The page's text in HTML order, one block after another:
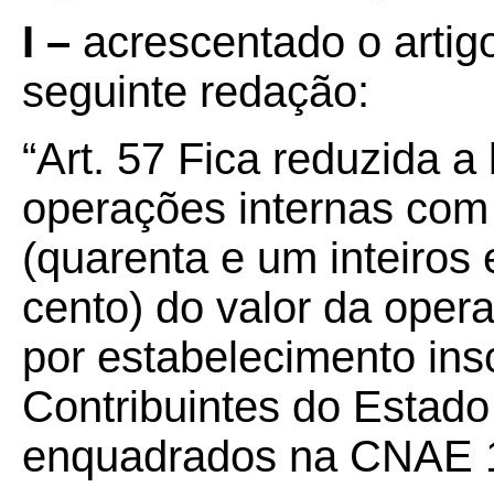
I – acrescentado o
seguinte redação:
“Art. 57 Fica reduzida
operações internas
(quarenta e um inteiros
cento) do valor da
por estabelecimento
Contribuintes do
enquadrados na CNAE